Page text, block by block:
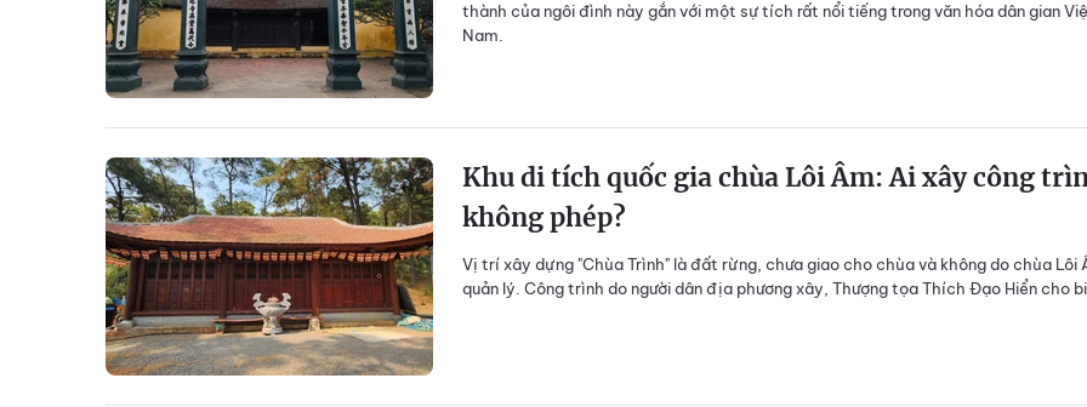
thành của ngôi đình này gắn với một sự tích rất nổi tiếng trong văn hóa dân gian
Nam.
Khu di tích quốc gia chùa Lôi Âm: Ai xây công
không phép?
Vị trí xây dựng "Chùa Trình" là đất rừng, chưa giao cho chùa và không do chùa Lôi
quản lý. Công trình do người dân địa phương xây, Thượng tọa Thích Đạo Hiển cho